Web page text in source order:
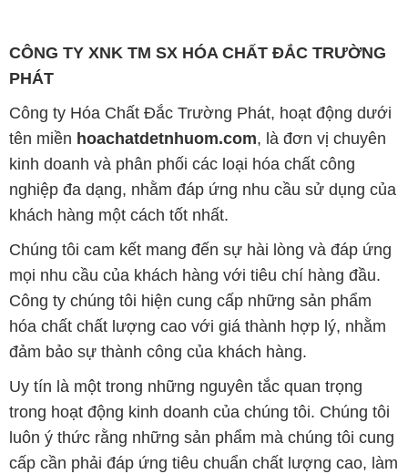
CÔNG TY XNK TM SX HÓA CHẤT ĐẮC TRƯỜNG
PHÁT
Công ty Hóa Chất Đắc Trường Phát, hoạt động dưới
tên miền hoachatdetnhuom.com, là đơn vị chuyên
kinh doanh và phân phối các loại hóa chất công
nghiệp đa dạng, nhằm đáp ứng nhu cầu sử dụng của
khách hàng một cách tốt nhất.
Chúng tôi cam kết mang đến sự hài lòng và đáp ứng
mọi nhu cầu của khách hàng với tiêu chí hàng đầu.
Công ty chúng tôi hiện cung cấp những sản phẩm
hóa chất chất lượng cao với giá thành hợp lý, nhằm
đảm bảo sự thành công của khách hàng.
Uy tín là một trong những nguyên tắc quan trọng
trong hoạt động kinh doanh của chúng tôi. Chúng tôi
luôn ý thức rằng những sản phẩm mà chúng tôi cung
cấp cần phải đáp ứng tiêu chuẩn chất lượng cao, làm